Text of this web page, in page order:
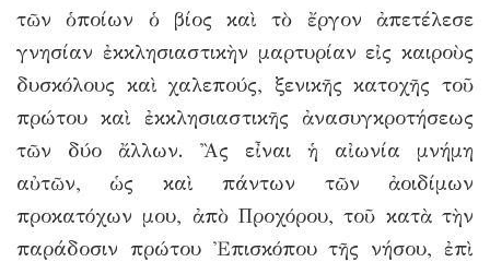
τῶν ὁποίων ὁ βίος καὶ τὸ ἔργον ἀπετέλεσε
γνησίαν ἐκκλησιαστικὴν μαρτυρίαν εἰς καιροὺς
δυσκόλους καὶ χαλεπούς, ξενικῆς κατοχῆς τοῦ
πρώτου καὶ ἐκκλησιαστικῆς ἀνασυγκροτήσεως
τῶν δύο ἄλλων. Ἂς εἶναι ἡ αἰωνία μνήμη
αὐτῶν, ὡς καὶ πάντων τῶν ἀοιδίμων
προκατόχων μου, ἀπὸ Προχόρου, τοῦ κατὰ τὴν
παράδοσιν πρώτου Ἐπισκόπου τῆς νήσου, ἐπὶ